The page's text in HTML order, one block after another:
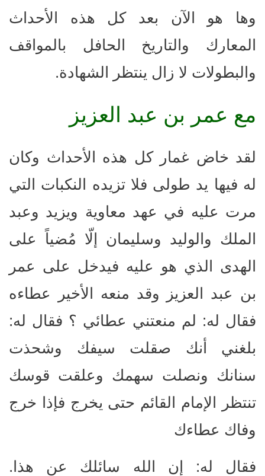
وها هو الآن بعد كل هذه الأحداث
المعارك والتاريخ الحافل بالمواقف
والبطولات لا زال ينتظر الشهادة.
مع عمر بن عبد العزيز
لقد خاض غمار كل هذه الأحداث وكان
له فيها يد طولى فلا تزيده النكبات التي
مرت عليه في عهد معاوية ويزيد وعبد
الملك والوليد وسليمان إلّا مُضياً على
الهدى الذي هو عليه فيدخل على عمر
بن عبد العزيز وقد منعه الأخير عطاءه
فقال له: لم منعتني عطائي ؟ فقال له:
بلغني أنك صقلت سيفك وشحذت
سنانك ونصلت سهمك وعلقت قوسك
تنتظر الإمام القائم حتى يخرج فإذا خرج
وفاك عطاءك
فقال له: إن الله سائلك عن هذا.